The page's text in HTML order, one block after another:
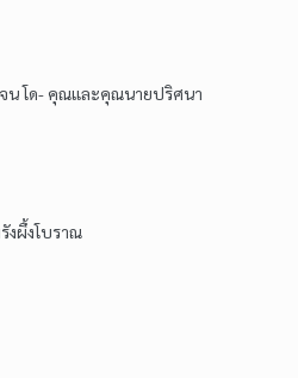
จน โด- คุณและคุณนายปริศนา
งผึ้งโบราณ